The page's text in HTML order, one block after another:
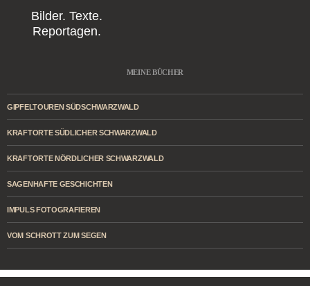
Bilder. Texte.
Reportagen.
MEINE BÜCHER
GIPFELTOUREN SÜDSCHWARZWALD
KRAFTORTE SÜDLICHER SCHWARZWALD
KRAFTORTE NÖRDLICHER SCHWARZWALD
SAGENHAFTE GESCHICHTEN
IMPULS FOTOGRAFIEREN
VOM SCHROTT ZUM SEGEN